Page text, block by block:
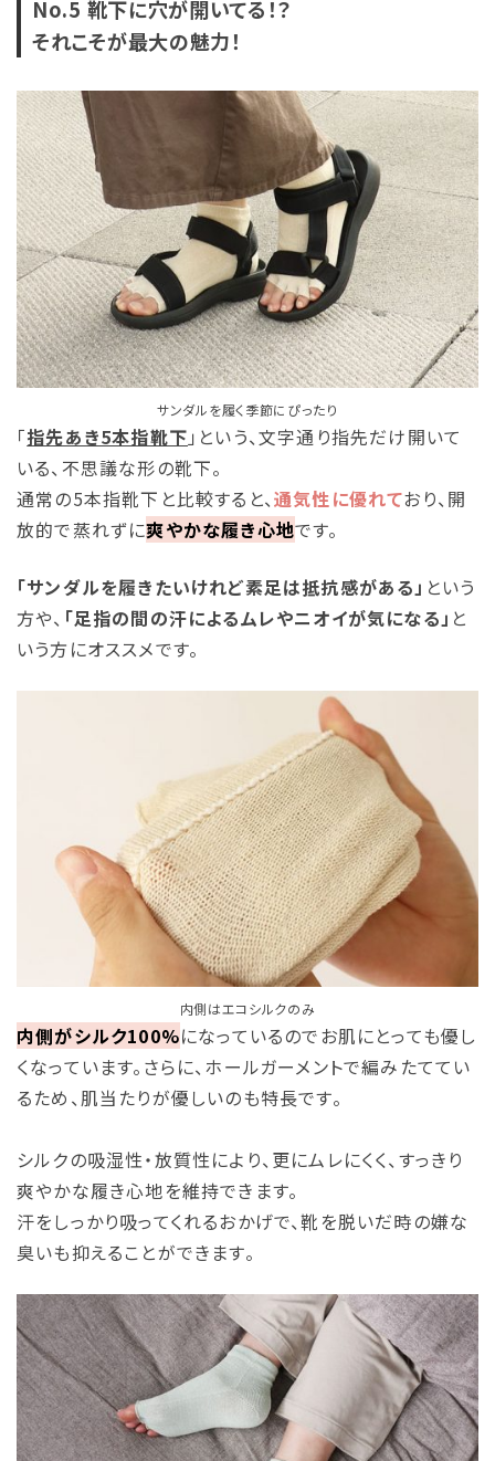
No.5 靴下に穴が開いてる！？
それこそが最大の魅力！
サンダルを履く季節にぴったり
「指先あき5本指靴下 」という、文字通り指先だけ開いて
いる、不思議な形の靴下。
通常の5本指靴下と比較すると、通気性に優れており、開
放的で蒸れずに爽やかな履き心地です。
「サンダルを履きたいけれど素足は抵抗感がある」 という
方や、 「足指の間の汗によるムレやニオイが気になる」 と
いう方にオススメです。
内側はエコシルクのみ
内側がシルク100%になっているのでお肌にとっても優し
くなっています。さらに、ホールガーメントで編みたててい
るため、肌当たりが優しいのも特長です。
シルクの吸湿性・放質性により、更にムレにくく、すっきり
爽やかな履き心地を維持できます。
汗をしっかり吸ってくれるおかげで、靴を脱いだ時の嫌な
臭いも抑えることができます。